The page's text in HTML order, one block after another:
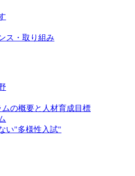
ス・取り組み
の概要と人材育成目標
い"多様性入試"